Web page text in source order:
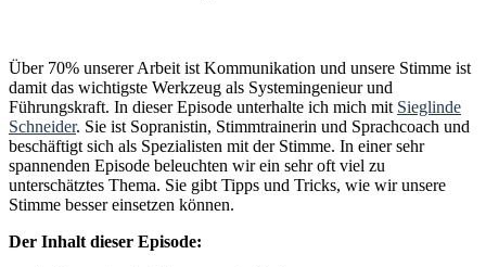
Über 70% unserer Arbeit ist Kommunikation und unsere Stimme ist
damit das wichtigste Werkzeug als Systemingenieur und
Führungskraft. In dieser Episode unterhalte ich mich mit Sieglinde
Schneider. Sie ist Sopranistin, Stimmtrainerin und Sprachcoach und
beschäftigt sich als Spezialisten mit der Stimme. In einer sehr
spannenden Episode beleuchten wir ein sehr oft viel zu
unterschätztes Thema. Sie gibt Tipps und Tricks, wie wir unsere
Stimme besser einsetzen können.
Der Inhalt dieser Episode: